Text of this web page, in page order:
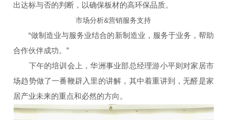
出达标与否的判断，以确保板材的高环保品质。
市场分析&营销服务支持
“做制造业与服务业结合的新制造业，服务于业务，帮助
合作伙伴成功。”
下午的培训会上，华洲事业部总经理游小平则对家居市
场趋势做了一番鞭辟入里的讲解，其中着重讲到，无醛是家
居产业未来的重点和必然的方向。